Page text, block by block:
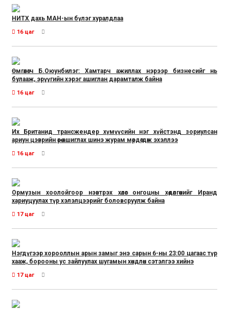
НИТХ дахь МАН-ын бүлэг хуралдлаа
16 цаг
Өмгөөлөгч Б.Оюунбилэг: Хамтарч ажиллах нэрээр бизнесийг нь
булааж, эрүүгийн хэрэг ашиглан дарамталж байна
16 цаг
Их Британид трансжендер хүмүүсийн нэг хүйстэнд зориулсан
ариун цэврийн өрөө ашиглах шинэ журам мөрдөгдөж эхэллээ
16 цаг
Ормузын хоолойгоор нэвтрэх хөлөг онгоцны хөдөлгөөнийг Иранд
хариуцуулах түр хэлэлцээрийг боловсруулж байна
17 цаг
Нэгдүгээр хорооллын арын замыг энэ сарын 6-ны 23:00 цагаас түр
хааж, борооны ус зайлуулах шугамын хөндлөн сэтэлгээ хийнэ
17 цаг